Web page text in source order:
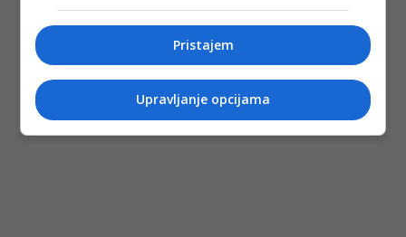
Pristajem
Upravljanje opcijama